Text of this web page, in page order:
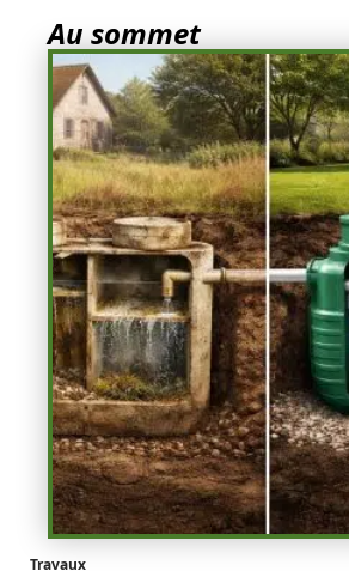
Au sommet
Travaux